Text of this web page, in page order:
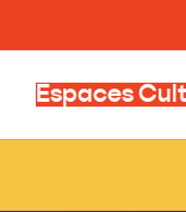
Espaces